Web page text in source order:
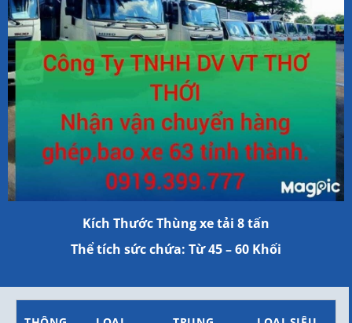
Kích Thước Thùng xe tải 8 tấn
Thể tích sức chứa: Từ 45 – 60 Khối